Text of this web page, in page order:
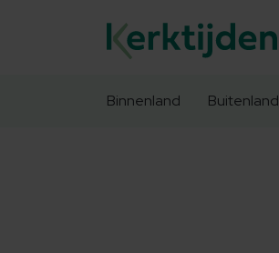
Binnenland Buitenland